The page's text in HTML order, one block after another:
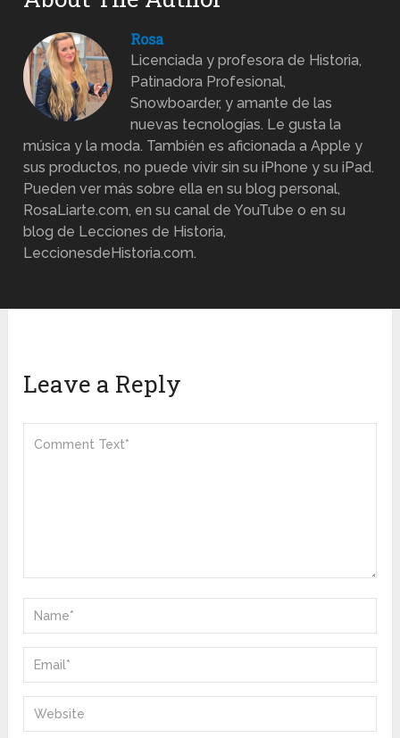
Rosa
Licenciada y profesora de Historia,
Patinadora Profesional,
Snowboarder, y amante de las
nuevas tecnologías. Le gusta la
música y la moda. También es aficionada a Apple y
sus productos, no puede vivir sin su iPhone y su iPad.
Pueden ver más sobre ella en su blog personal,
RosaLiarte.com, en su canal de YouTube o en su
blog de Lecciones de Historia,
LeccionesdeHistoria.com.
Leave a Reply